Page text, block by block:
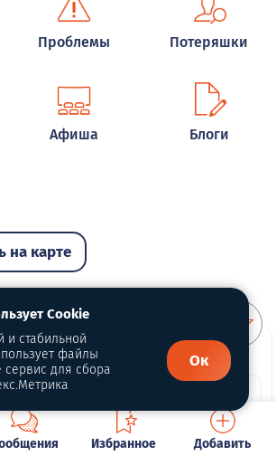
Проблемы Потеряшки
Афиша Блоги
на карте
Избранное Добавить
Cookie
и стабильной
файлы
сервис для сбора
Ок